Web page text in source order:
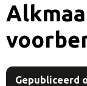
Gepubliceerd